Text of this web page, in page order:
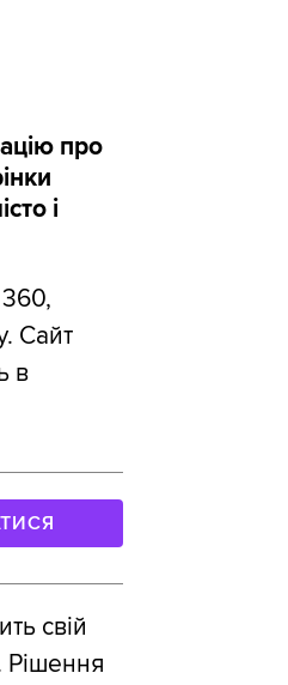
про
і
Сайт
в
свій
Рішення